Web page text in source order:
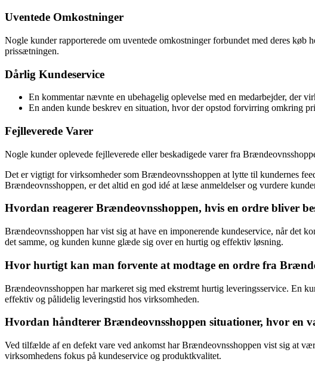
Uventede Omkostninger
Nogle kunder rapporterede om uventede omkostninger forbundet med deres
prissætningen.
Dårlig Kundeservice
En kommentar nævnte en ubehagelig oplevelse med en medarbejder, der
En anden kunde beskrev en situation, hvor der opstod forvirring omkring
Fejlleverede Varer
Nogle kunder oplevede fejlleverede eller beskadigede varer fra
Det er vigtigt for virksomheder som Brændeovnsshoppen at lytte til kundernes
Brændeovnsshoppen, er det altid en god idé at læse anmeldelser og vurdere
Hvordan reagerer Brændeovnsshoppen, hvis en ordre bliver
Brændeovnsshoppen har vist sig at have en imponerende kundeservice, når det
det samme, og kunden kunne glæde sig over en hurtig og effektiv løsning.
Hvor hurtigt kan man forvente at modtage en ordre fra
Brændeovnsshoppen har markeret sig med ekstremt hurtig leveringsservice. En
effektiv og pålidelig leveringstid hos virksomheden.
Hvordan håndterer Brændeovnsshoppen situationer, hvor en
Ved tilfælde af en defekt vare ved ankomst har Brændeovnsshoppen vist sig at
virksomhedens fokus på kundeservice og produktkvalitet.